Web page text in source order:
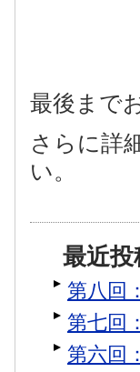
最後まで
さらに詳
い。
最近
第八回
第七回
第六回